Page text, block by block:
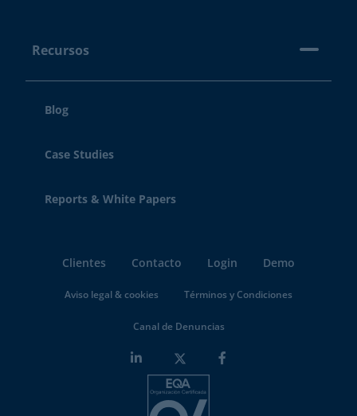
Recursos
Blog
Case Studies
Reports & White Papers
Clientes Contacto Login Demo
Aviso legal & cookies Términos y Condiciones
Canal de Denuncias